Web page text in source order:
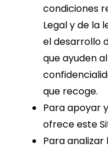
condiciones
Legal y de la
el desarrollo
que ayuden
que recoge.
Para apoyar
ofrece este
Para analizar